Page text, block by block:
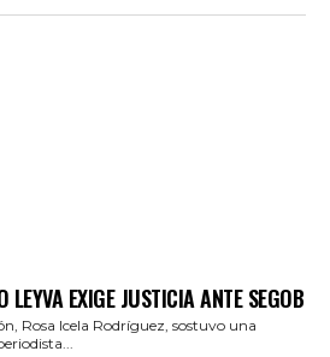
LEYVA EXIGE JUSTICIA ANTE SEGOB
Rosa Icela Rodríguez, sostuvo una